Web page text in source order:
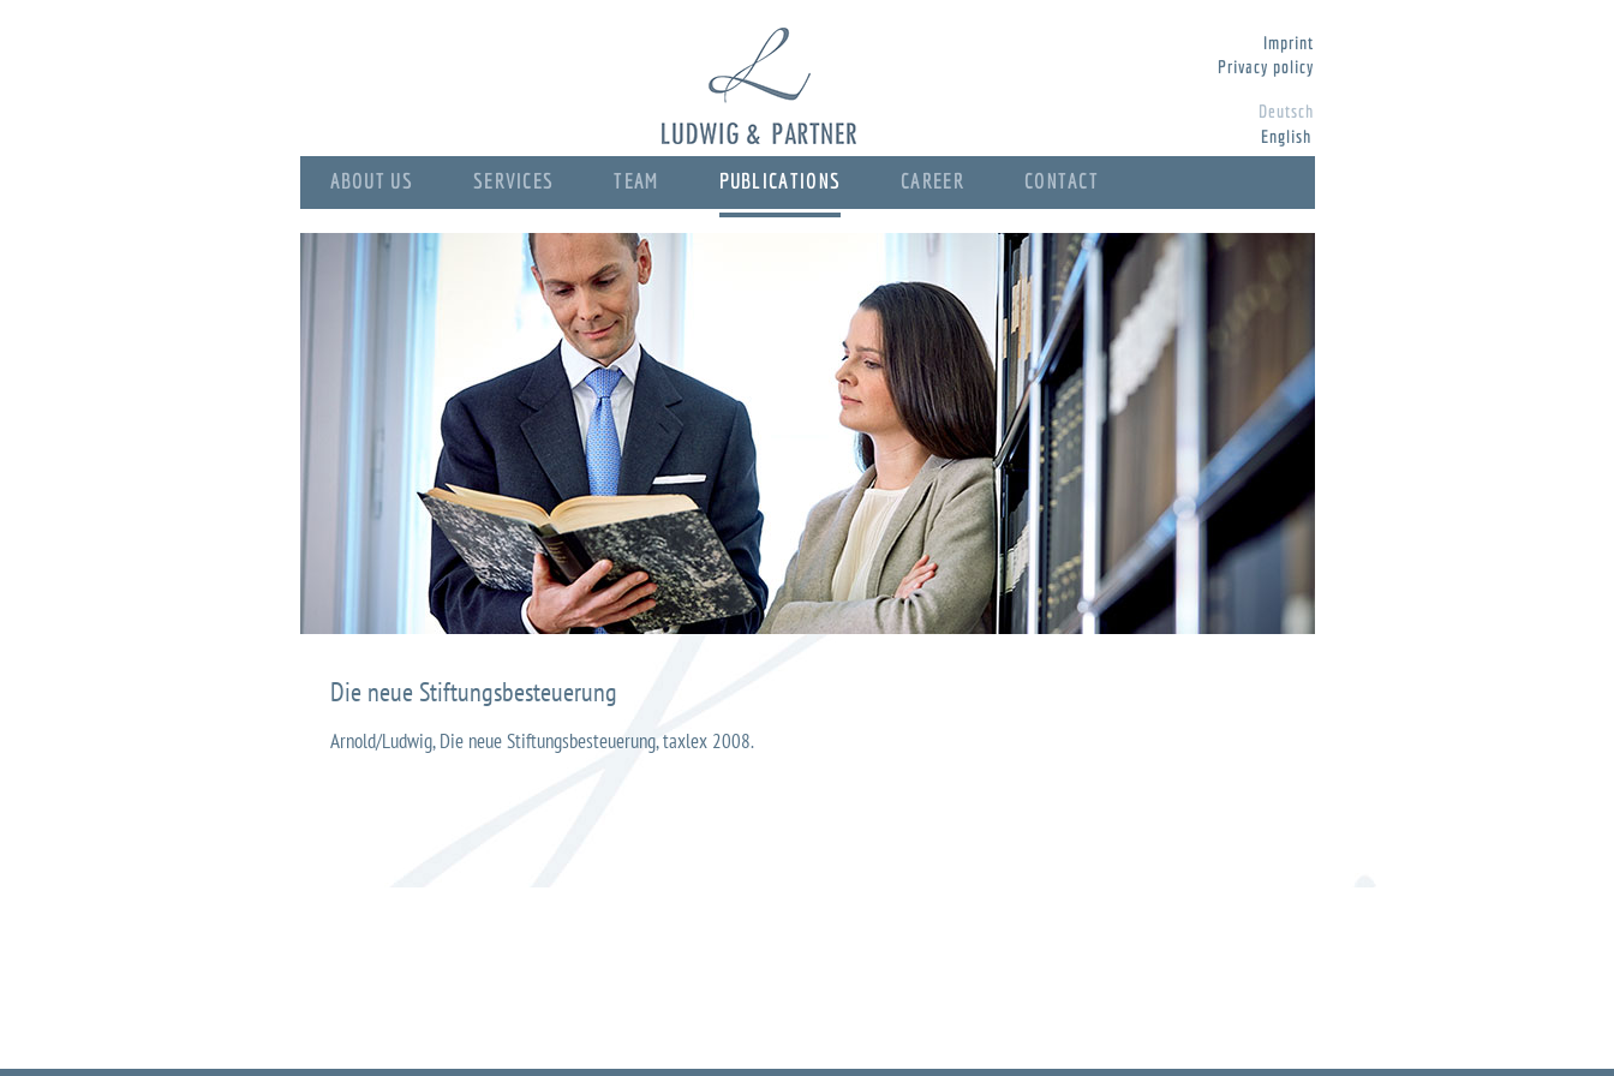
Deutsch
English
Imprint
Privacy policy
ABOUT US SERVICES TEAM PUBLICATIONS CAREER CONTACT
Die neue Stiftungsbesteuerung
Arnold/Ludwig, Die neue Stiftungsbesteuerung, taxlex 2008.